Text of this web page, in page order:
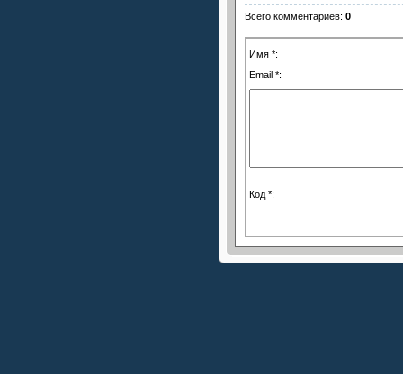
Всего комментариев: 0
Имя *:
Email *:
Код *: